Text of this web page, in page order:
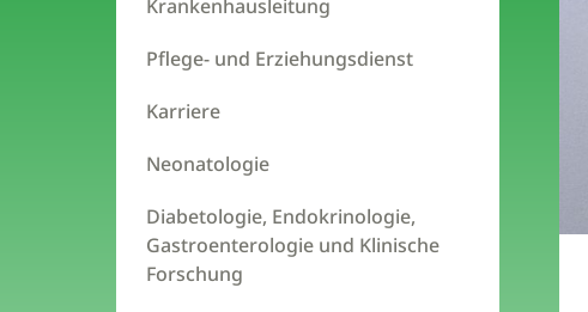
Krankenhausleitung
Pflege- und Erziehungsdienst
Karriere
Neonatologie
Diabetologie, Endokrinologie,
Gastroenterologie und Klinische
Forschung